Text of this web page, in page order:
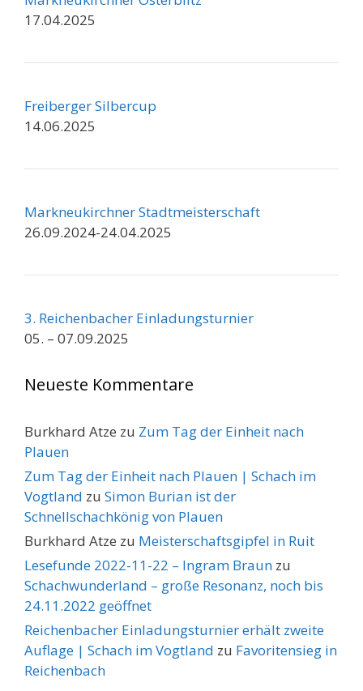
17.04.2025
Freiberger Silbercup
14.06.2025
Markneukirchner Stadtmeisterschaft
26.09.2024-24.04.2025
3. Reichenbacher Einladungsturnier
05. – 07.09.2025
Neueste Kommentare
Burkhard Atze zu Zum Tag der Einheit nach
Plauen
Zum Tag der Einheit nach Plauen | Schach im
Vogtland zu Simon Burian ist der
Schnellschachkönig von Plauen
Burkhard Atze zu Meisterschaftsgipfel in Ruit
Lesefunde 2022-11-22 – Ingram Braun zu
Schachwunderland – große Resonanz, noch bis
24.11.2022 geöffnet
Reichenbacher Einladungsturnier erhält zweite
Auflage | Schach im Vogtland zu Favoritensieg in
Reichenbach